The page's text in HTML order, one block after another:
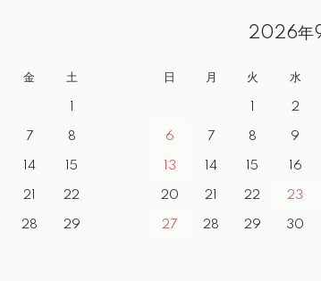
金 土
7 8
14 15
21 22
28 29
2026年
日 月 火 水
2
6 7 8 9
13 14 15 16
20 21 22 23
27 28 29 30